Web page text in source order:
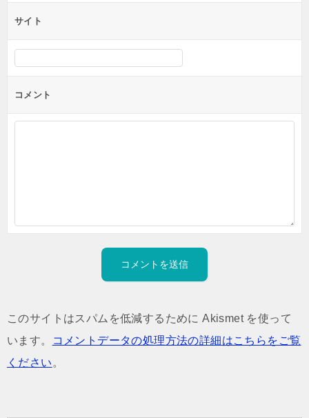
サイト
コメント
このサイトはスパムを低減するために Akismet を使って
います。
コメントデータの処理方法の詳細はこちらをご覧
ください 。